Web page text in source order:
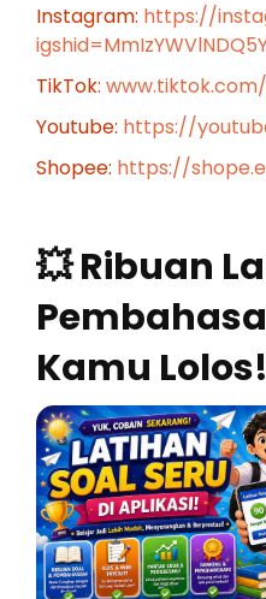
Instagram: https://
TikTok:
Youtube: https://
Shopee: https://
💥 Ribuan
Kamu Lolos!